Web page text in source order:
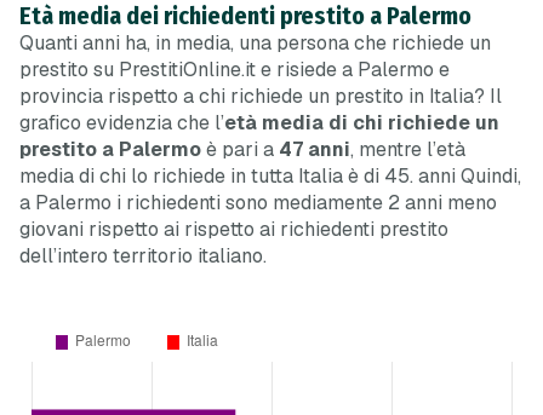
Età media dei richiedenti prestito a Palermo
Quanti anni ha, in media, una persona che richiede un
prestito su PrestitiOnline.it e risiede a Palermo e
provincia rispetto a chi richiede un prestito in Italia? Il
grafico evidenzia che l’età media di chi richiede un
prestito a Palermoè pari a 47 anni, mentre l’età
media di chi lo richiede in tutta Italia è di 45. anni Quindi,
a Palermo i richiedenti sono mediamente 2 anni meno
giovani rispetto ai rispetto ai richiedenti prestito
dell’intero territorio italiano.